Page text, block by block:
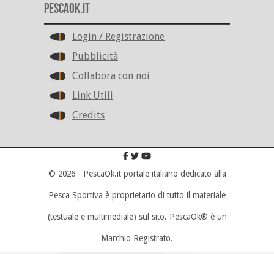
PescaOk.it
Login / Registrazione
Pubblicità
Collabora con noi
Link Utili
Credits
© 2026 - PescaOk.it portale italiano dedicato alla
Pesca Sportiva è proprietario di tutto il materiale
(testuale e multimediale) sul sito. PescaOk® è un
Marchio Registrato.